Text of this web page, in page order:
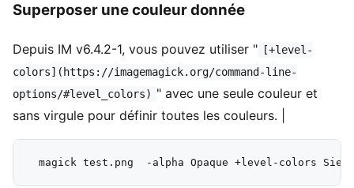
Superposer une couleur donnée
Depuis IM v6.4.2-1, vous pouvez utiliser "
[+level-
colors](https://imagemagick.org/command-line-
options/#level_colors) " avec une seule couleur et
sans virgule pour définir toutes les couleurs. |